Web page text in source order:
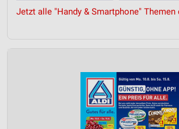
Jetzt alle "Handy & Smartphone" Themen